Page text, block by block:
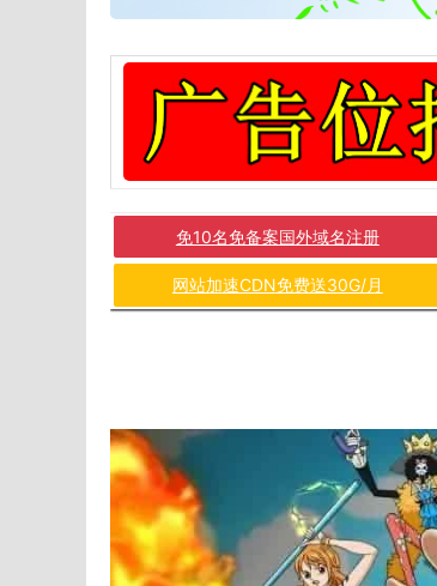
免10名免备案国外域名注册
网站加速CDN免费送30G/月